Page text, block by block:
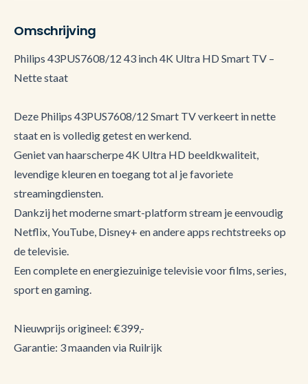
Omschrijving
Philips 43PUS7608/12 43 inch 4K Ultra HD Smart TV –
Nette staat
Deze Philips 43PUS7608/12 Smart TV verkeert in nette
staat en is volledig getest en werkend.
Geniet van haarscherpe 4K Ultra HD beeldkwaliteit,
levendige kleuren en toegang tot al je favoriete
streamingdiensten.
Dankzij het moderne smart-platform stream je eenvoudig
Netflix, YouTube, Disney+ en andere apps rechtstreeks op
de televisie.
Een complete en energiezuinige televisie voor films, series,
sport en gaming.
Nieuwprijs origineel: €399,-
Garantie: 3 maanden via Ruilrijk